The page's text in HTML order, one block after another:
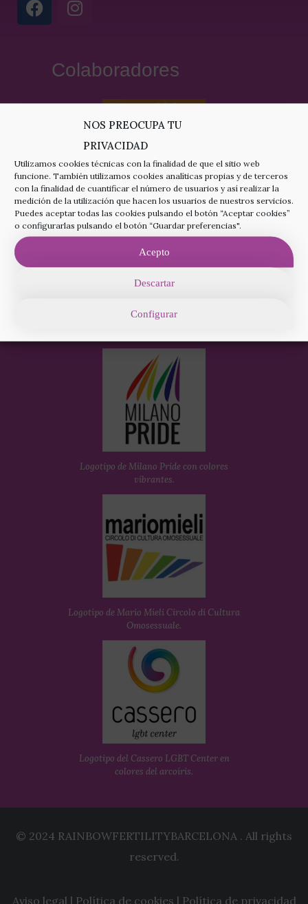
NOS PREOCUPA TU
PRIVACIDAD
Utilizamos cookies técnicas con la finalidad de que el sitio web
funcione. También utilizamos cookies analíticas propias y de terceros
con la finalidad de cuantificar el número de usuarios y así realizar la
medición de la utilización que hacen los usuarios de nuestros servicios.
Puedes aceptar todas las cookies pulsando el botón “Aceptar cookies”
o configurarlas pulsando el botón “Guardar preferencias".
Acepto
Descartar
Configurar
Colaboradores
Logotipo de Roma Pride: anillo multicolor
Logotipo de Milano Pride con colores
vibrantes.
Logotipo de Mario Mieli Circolo di Cultura
Omosessuale.
Logotipo del Cassero LGBT Center en
colores del arcoíris.
© 2024 RAINBOWFERTILITYBARCELONA . All rights
reserved.
Aviso legal | Política de cookies | Política de privacidad